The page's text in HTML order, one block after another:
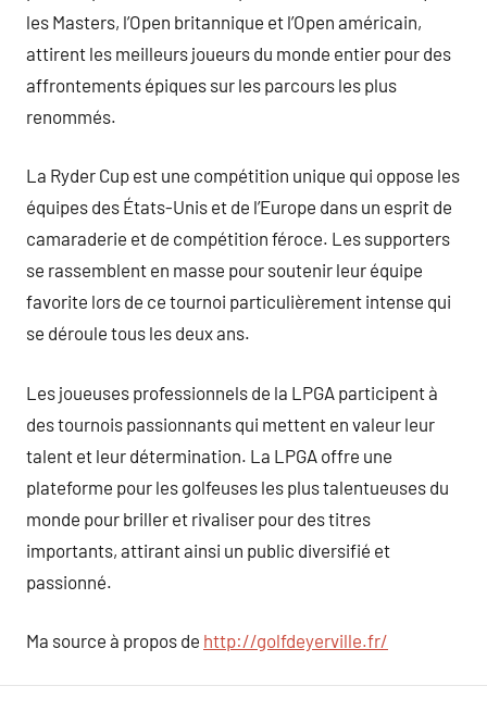
les Masters, l’Open britannique et l’Open américain,
attirent les meilleurs joueurs du monde entier pour des
affrontements épiques sur les parcours les plus
renommés.
La Ryder Cup est une compétition unique qui oppose les
équipes des États-Unis et de l’Europe dans un esprit de
camaraderie et de compétition féroce. Les supporters
se rassemblent en masse pour soutenir leur équipe
favorite lors de ce tournoi particulièrement intense qui
se déroule tous les deux ans.
Les joueuses professionnels de la LPGA participent à
des tournois passionnants qui mettent en valeur leur
talent et leur détermination. La LPGA offre une
plateforme pour les golfeuses les plus talentueuses du
monde pour briller et rivaliser pour des titres
importants, attirant ainsi un public diversifié et
passionné.
Ma source à propos de http://golfdeyerville.fr/